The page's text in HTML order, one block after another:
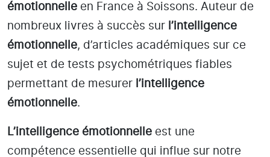
émotionnelle en France à Soissons. Auteur de
nombreux livres à succès sur l’intelligence
émotionnelle, d’articles académiques sur ce
sujet et de tests psychométriques fiables
permettant de mesurer l’intelligence
émotionnelle.
L’intelligence émotionnelle est une
compétence essentielle qui influe sur notre